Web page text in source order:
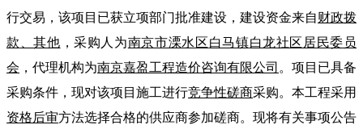
行交易，该项目 已获立项部门批准建设， 建设资金来自财政拨
款 、其他 ，采购 人为南京市溧水区白马镇白龙社区居民委员
会 ，代理机构为南京嘉盈工程造价咨询有限公司 。项目已具备
采购条件，现对该项目施工进行竞争性磋商采购。本工程采用
资格后审方法选择合格的供应商参加磋商。现将有关事项公告